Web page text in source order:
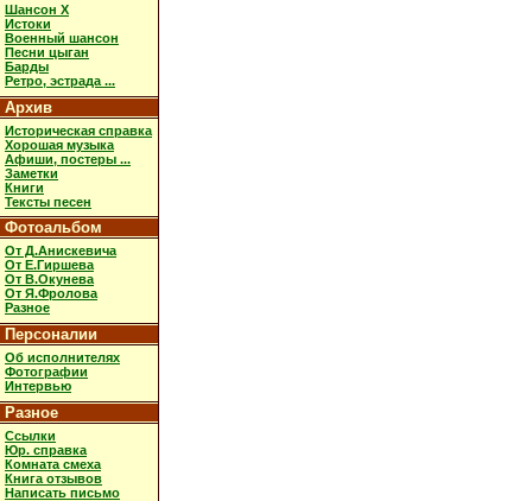
Шансон X
Истоки
Военный шансон
Песни цыган
Барды
Ретро, эстрада ...
Архив
Историческая справка
Хорошая музыка
Афиши, постеры ...
Заметки
Книги
Тексты песен
Фотоальбом
От Д.Анискевича
От Е.Гиршева
От В.Окунева
От Я.Фролова
Разное
Персоналии
Об исполнителях
Фотографии
Интервью
Разное
Ссылки
Юр. справка
Комната смеха
Книга отзывов
Написать письмо